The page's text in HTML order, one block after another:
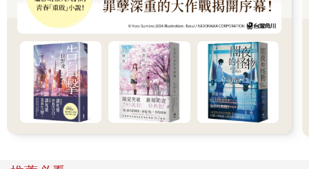
如何吞咽。
腿也忘記如何走路。這東西要怎麼再讓它動起來？該死……有人
替我們記得如何抬起一腳，如何彎曲膝蓋，劃個半圓，然後在另
一腳前面落地，接著再抬起此時已落在後面的這一隻腳，同樣劃
個半圓，踩在另一腳前面。先是腳跟，接著是腳掌，最後是腳
趾。你再次抬起此刻落在後面的那條腿，彎曲膝蓋……
有人切斷了你身體各個房間的電力。